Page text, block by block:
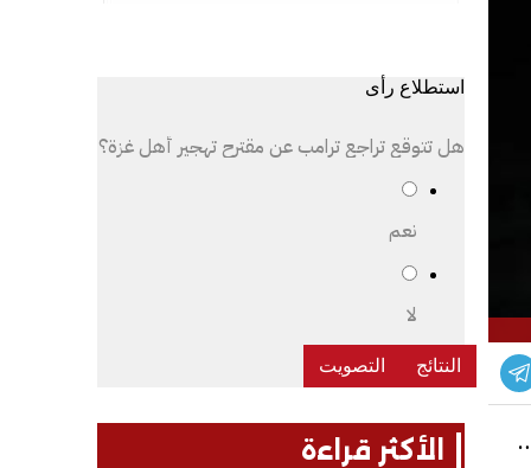
استطلاع رأى
هل تتوقع تراجع ترامب عن مقترح تهجير أهل غزة؟
نعم
لا
الأكثر قراءة